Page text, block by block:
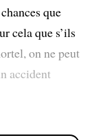
que
cela que s’ils
on ne peut
accident